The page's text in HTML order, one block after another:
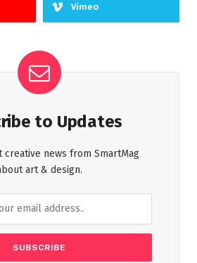
Vimeo
to Updates
creative news from SmartMag
art & design.